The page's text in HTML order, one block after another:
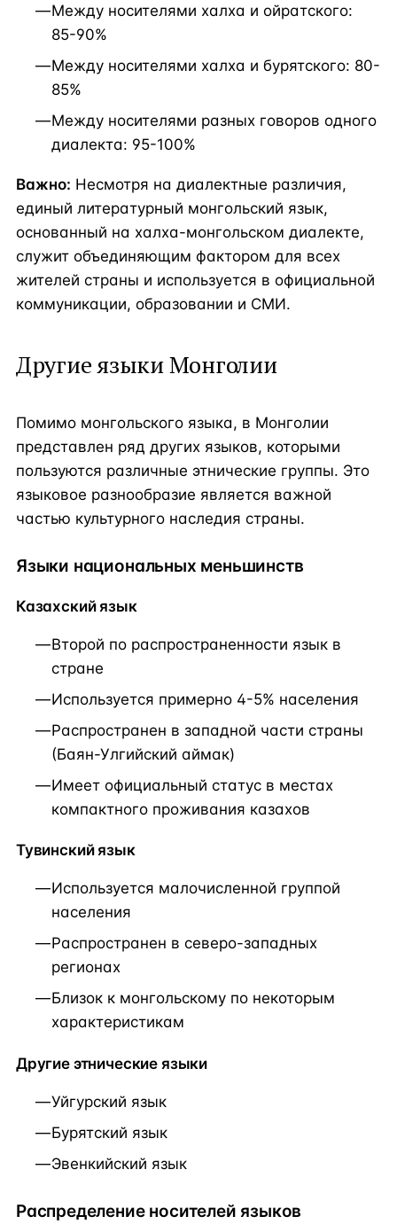
Между носителями халха и ойратского:
85-90%
Между носителями халха и бурятского: 80-
85%
Между носителями разных говоров одного
диалекта: 95-100%
Важно: Несмотря на диалектные различия,
единый литературный монгольский язык,
основанный на халха-монгольском диалекте,
служит объединяющим фактором для всех
жителей страны и используется в официальной
коммуникации, образовании и СМИ.
Другие языки Монголии
Помимо монгольского языка, в Монголии
представлен ряд других языков, которыми
пользуются различные этнические группы. Это
языковое разнообразие является важной
частью культурного наследия страны.
Языки национальных меньшинств
Казахский язык
Второй по распространенности язык в
стране
Используется примерно 4-5% населения
Распространен в западной части страны
(Баян-Улгийский аймак)
Имеет официальный статус в местах
компактного проживания казахов
Тувинский язык
Используется малочисленной группой
населения
Распространен в северо-западных
регионах
Близок к монгольскому по некоторым
характеристикам
Другие этнические языки
Уйгурский язык
Бурятский язык
Эвенкийский язык
Распределение носителей языков